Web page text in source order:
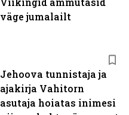
väge jumalailt
Jehoova tunnistaja ja
ajakirja Vahitorn
asutaja hoiatas inimesi